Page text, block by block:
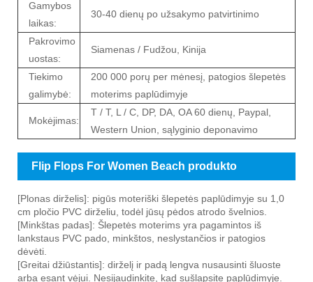
Gamybos
laikas:
30-40 dienų po užsakymo patvirtinimo
Pakrovimo
uostas:
Siamenas / Fudžou, Kinija
Tiekimo
galimybė:
200 000 porų per mėnesį, patogios šlepetės
moterims paplūdimyje
Mokėjimas:
T / T, L / C, DP, DA, OA 60 dienų, Paypal,
Western Union, sąlyginio deponavimo
Flip Flops For Women Beach produkto
aprašymas
[Plonas dirželis]: pigūs moteriški šlepetės paplūdimyje su 1,0
cm pločio PVC dirželiu, todėl jūsų pėdos atrodo švelnios.
[Minkštas padas]: Šlepetės moterims yra pagamintos iš
lankstaus PVC pado, minkštos, neslystančios ir patogios
dėvėti.
[Greitai džiūstantis]: dirželį ir padą lengva nusausinti šluoste
arba esant vėjui. Nesijaudinkite, kad sušlapsite paplūdimyje.